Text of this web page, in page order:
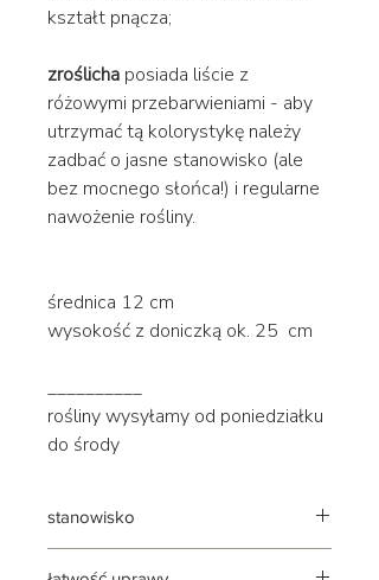
kształt pnącza;
zroślicha posiada liście z
różowymi przebarwieniami - aby
utrzymać tą kolorystykę należy
zadbać o jasne stanowisko (ale
bez mocnego słońca!) i regularne
nawożenie rośliny.
średnica 12 cm
wysokość z doniczką ok. 25 cm
__________
rośliny wysyłamy od poniedziałku
do środy
stanowisko